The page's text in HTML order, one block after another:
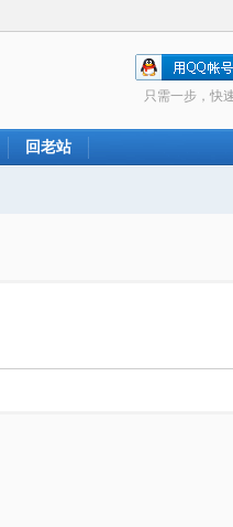
只需一步，快
回老站